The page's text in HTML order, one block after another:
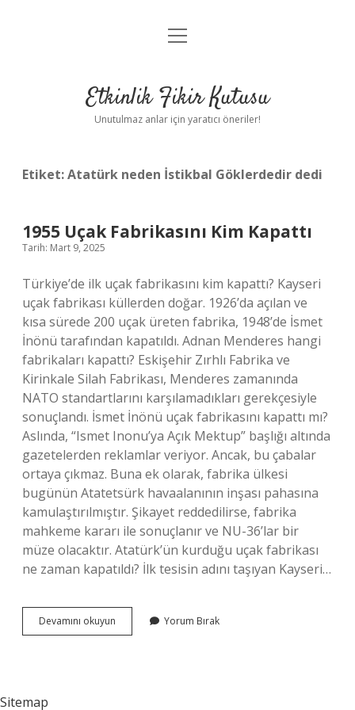
Anasayfa
Yasal Uyarı
menüyü
Etkinlik Fikir Kutusu
Unutulmaz anlar için yaratıcı öneriler!
Etiket:Atatürk neden İstikbal Göklerdedir dedi
1955 Uçak Fabrikasını Kim Kapattı
Tarih: Mart 9, 2025
Türkiye’de ilk uçak fabrikasını kim kapattı? Kayseri
uçak fabrikası küllerden doğar. 1926’da açılan ve
kısa sürede 200 uçak üreten fabrika, 1948’de İsmet
İnönü tarafından kapatıldı. Adnan Menderes hangi
fabrikaları kapattı? Eskişehir Zırhlı Fabrika ve
Kirinkale Silah Fabrikası, Menderes zamanında
NATO standartlarını karşılamadıkları gerekçesiyle
sonuçlandı. İsmet İnönü uçak fabrikasını kapattı mı?
Aslında, “Ismet Inonu’ya Açık Mektup” başlığı altında
gazetelerden reklamlar veriyor. Ancak, bu çabalar
ortaya çıkmaz. Buna ek olarak, fabrika ülkesi
bugünün Atatetsürk havaalanının inşası pahasına
kamulaştırılmıştır. Şikayet reddedilirse, fabrika
mahkeme kararı ile sonuçlanır ve NU-36’lar bir
müze olacaktır. Atatürk’ün kurduğu uçak fabrikası
ne zaman kapatıldı? İlk tesisin adını taşıyan Kayseri…
Devamını okuyun
Uçak
Yorum Bırak
Sitemap